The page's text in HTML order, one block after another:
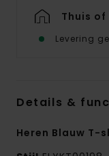
Thuis
Levering
Details &
Heren Blauw T-